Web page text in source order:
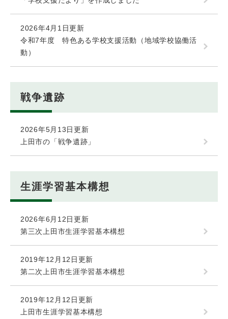
2026年4月1日更新
令和7年度 特色ある学校支援活動（地域学校協働活
動）
戦争遺跡
2026年5月13日更新
上田市の「戦争遺跡」
生涯学習基本構想
2026年6月12日更新
第三次上田市生涯学習基本構想
2019年12月12日更新
第二次上田市生涯学習基本構想
2019年12月12日更新
上田市生涯学習基本構想